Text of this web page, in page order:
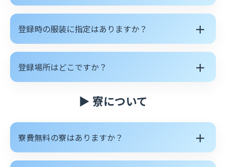
登録時の服装に指定はありますか？ ＋
登録場所はどこですか？ ＋
▶ 寮について
寮費無料の寮はありますか？ ＋